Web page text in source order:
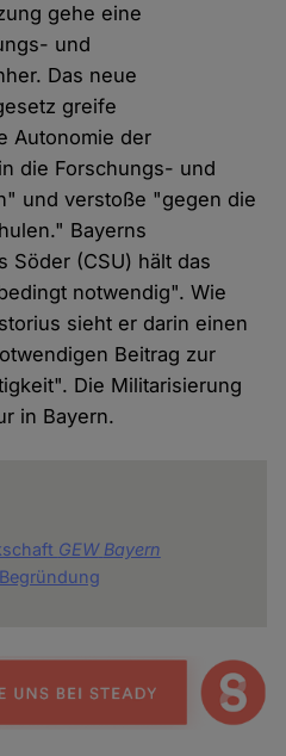
gehe eine
und
Das neue
greife
Autonomie der
die Forschungs- und
und verstoße "gegen die
Bayerns
Söder (CSU) hält das
notwendig". Wie
sieht er darin einen
Beitrag zur
Die Militarisierung
in Bayern.
GEW Bayern